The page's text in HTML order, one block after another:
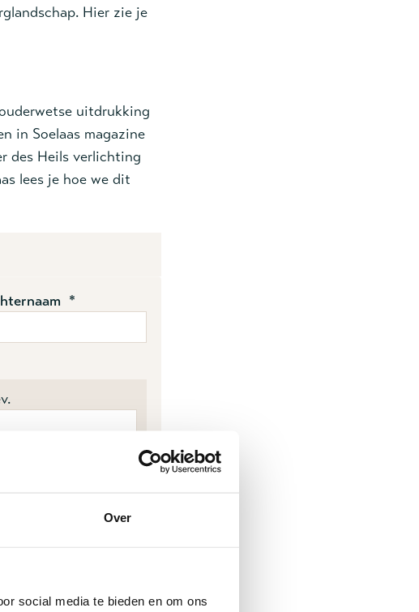
Over
social media te bieden en om ons
Hier zie je
ouderwetse uitdrukking
in Soelaas magazine
des Heils verlichting
lees je hoe we dit
*
dat het Leger